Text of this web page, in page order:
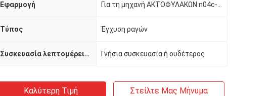
Εφαρμογή
Τύπος Έγχυση ραγών
Συσκευασία λεπτομέρειες Γνήσια συσκευασία ή ουδέτερος
Καλύτερη Τιμή Στείλτε Μας Μήνυμα